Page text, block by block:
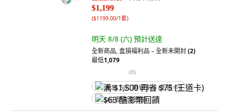
$1,199
($1199.00/1套)
明天 8/8 (六) 預計送達
全新商品,盒損福利品 – 全新未開封(2)
最低1,079
(8)
满 $1,500 再省 $75 (王道卡)
$63 酷澎幣回饋